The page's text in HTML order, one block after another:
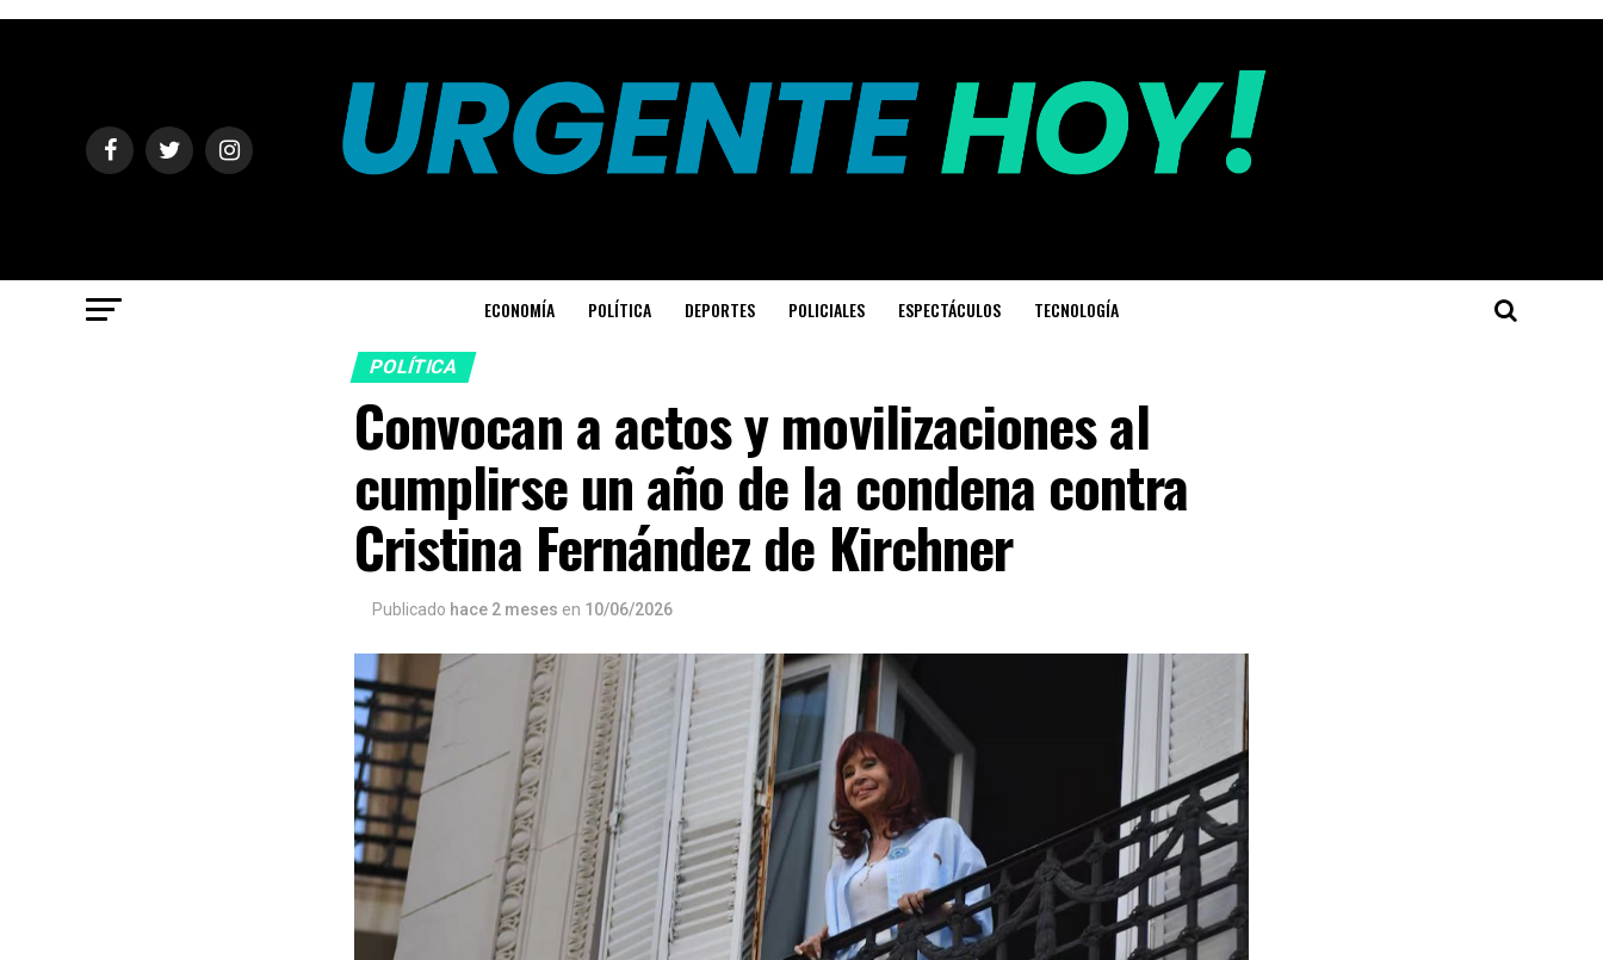
ECONOMÍA POLÍTICA DEPORTES POLICIALES ESPECTÁCULOS TECNOLOGÍA
POLÍTICA
Convocan a actos y movilizaciones al
cumplirse un año de la condena contra
Cristina Fernández de Kirchner
Publicado hace 2 meses en 10/06/2026